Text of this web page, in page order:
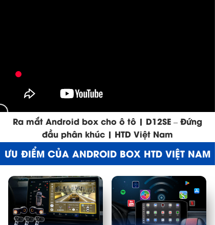
Ra mắt Android box cho ô tô | D12SE – Đứng
đầu phân khúc | HTD Việt Nam
ƯU ĐIỂM CỦA ANDROID BOX HTD VIỆT NAM